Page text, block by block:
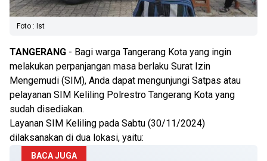
Foto : Ist
TANGERANG - Bagi warga Tangerang Kota yang ingin
melakukan perpanjangan masa berlaku Surat Izin
Mengemudi (SIM), Anda dapat mengunjungi Satpas atau
pelayanan SIM Keliling Polrestro Tangerang Kota yang
sudah disediakan.
Layanan SIM Keliling pada Sabtu (30/11/2024)
dilaksanakan di dua lokasi, yaitu:
BACA JUGA